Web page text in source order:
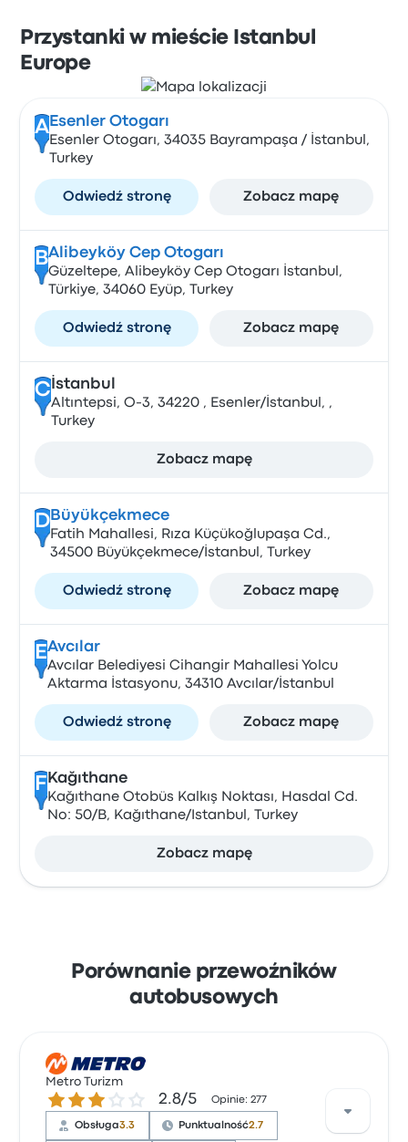
Przystanki w mieście Istanbul
Europe
A Esenler Otogarı
Esenler Otogarı, 34035 Bayrampaşa / İstanbul,
Turkey
Odwiedź stronę Zobacz mapę
BAlibeyköy Cep Otogarı
Güzeltepe, Alibeyköy Cep Otogarı İstanbul,
Türkiye, 34060 Eyüp, Turkey
Odwiedź stronę Zobacz mapę
Cİstanbul
Altıntepsi, O-3, 34220 , Esenler/İstanbul, ,
Turkey
Zobacz mapę
DBüyükçekmece
Fatih Mahallesi, Rıza Küçükoğlupaşa Cd.,
34500 Büyükçekmece/İstanbul, Turkey
Odwiedź stronę Zobacz mapę
EAvcılar
Avcılar Belediyesi Cihangir Mahallesi Yolcu
Aktarma İstasyonu, 34310 Avcılar/İstanbul
Odwiedź stronę Zobacz mapę
F Kağıthane
Kağıthane Otobüs Kalkış Noktası, Hasdal Cd.
No: 50/B, Kağıthane/Istanbul, Turkey
Zobacz mapę
Porównanie przewoźników
autobusowych
Metro Turizm
2.8 gwiazdek w skali do 5
2.8/5 Opinie: 277
Obsługa3.3 Punktualność2.7